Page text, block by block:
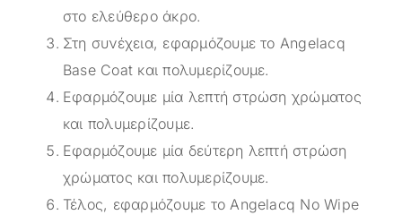
στο ελεύθερο άκρο.
Στη συνέχεια, εφαρμόζουμε το Angelacq
Base Coat και πολυμερίζουμε.
Εφαρμόζουμε μία λεπτή στρώση χρώματος
και πολυμερίζουμε.
Εφαρμόζουμε μία δεύτερη λεπτή στρώση
χρώματος και πολυμερίζουμε.
Τέλος, εφαρμόζουμε το Angelacq Νο Wipe